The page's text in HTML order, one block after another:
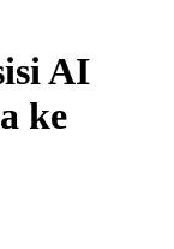
AI
ke